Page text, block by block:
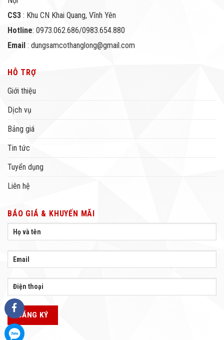
CS3 : Khu CN Khai Quang, Vĩnh Yên
Hotline: 0973.062.686/0983.654.880
Email : dungsamcothanglong@gmail.com
HỖ TRỢ
Giới thiệu
Dịch vụ
Bảng giá
Tin tức
Tuyển dụng
Liên hệ
BÁO GIÁ & KHUYẾN MÃI